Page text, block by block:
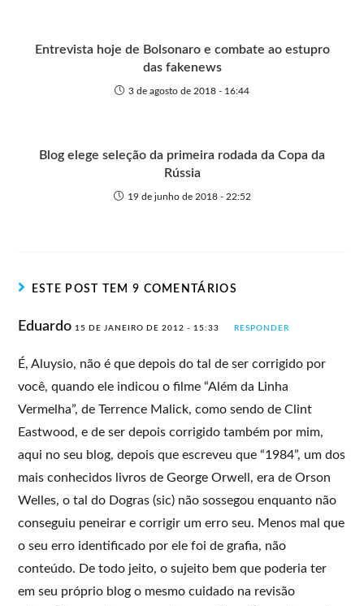
Entrevista hoje de Bolsonaro e combate ao estupro
das fakenews
3 de agosto de 2018 - 16:44
Blog elege seleção da primeira rodada da Copa da
Rússia
19 de junho de 2018 - 22:52
ESTE POST TEM 9 COMENTÁRIOS
Eduardo 15 DE JANEIRO DE 2012 - 15:33 RESPONDER
É, Aluysio, não é que depois do tal de ser corrigido por
você, quando ele indicou o filme “Além da Linha
Vermelha”, de Terrence Malick, como sendo de Clint
Eastwood, e de ser depois corrigido também por mim,
aqui no seu blog, depois que escreveu que “1984”, um dos
mais conhecidos livros de George Orwell, era de Orson
Welles, o tal do Dogras (sic) não sossegou enquanto não
conseguiu peneirar e corrigir um erro seu. Menos mal que
o seu erro identificado por ele foi de grafia, não
conteúdo. De todo jeito, o sujeito bem que poderia ter
em seu próprio blog o mesmo cuidado na revisão